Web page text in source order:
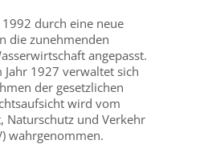
durch eine neue
die zunehmenden
angepasst.
1927 verwaltet sich
der gesetzlichen
wird vom
und Verkehr
wahrgenommen.